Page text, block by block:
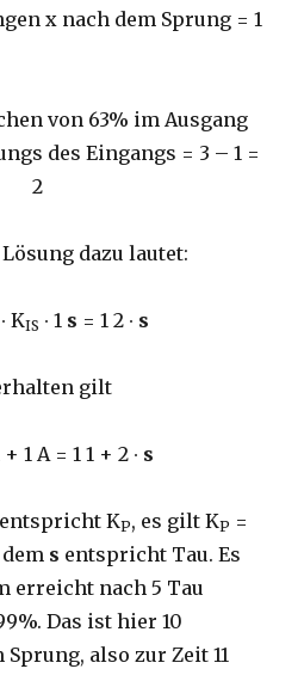
x nach dem Sprung = 1
von 63% im Ausgang
des Eingangs = 3 – 1 =
2
dazu lautet:
∙ KIS ∙ 1 s = 1 2 ∙ s
gilt
+ 1 A = 1 1 + 2 ∙ s
KP, es gilt KP =
s entspricht Tau. Es
erreicht nach 5 Tau
Das ist hier 10
also zur Zeit 11